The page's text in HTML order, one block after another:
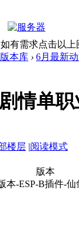
有需求点击以
本库 › 6月最新
情单
楼层 |阅读模式
版本
本-ESP-B插件-